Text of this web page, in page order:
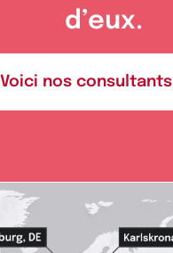
d’eux.
Voici nos consultants